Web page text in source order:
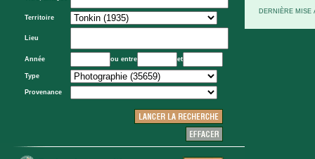
Territoire
Lieu
Année ou entre et
Type
Provenance
DERNIÈRE MISE